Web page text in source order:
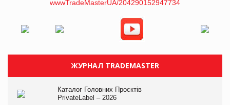
ЖУРНАЛ TRADEMASTER
Каталог Головних Проєктів
PrivateLabel – 2026